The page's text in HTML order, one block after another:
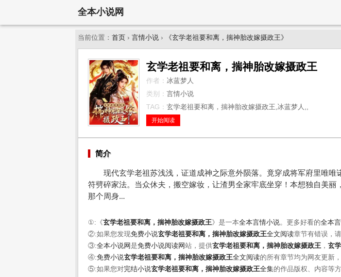
全本小说网
当前位置： 首页 › 言情小说 › 《玄学老祖要和离，揣神胎改嫁摄政王》
玄学老祖要和离，揣神胎改嫁摄政王
作者： 冰蓝梦人
类别： 言情小说
TAG： 玄学老祖要和离，揣神胎改嫁摄政王,冰蓝梦人,,
开始阅读
简介
现代玄学老祖苏浅浅，证道成神之际意外陨落。竟穿成将军府里唯
符劈碎家法。当众休夫，搬空嫁妆，让渣男全家牢底坐穿！本想独自美丽
那个周身...
①:《玄学老祖要和离，揣神胎改嫁摄政王》是一本全本言情小说。更多好看的全本
②:如果您发现免费小说玄学老祖要和离，揣神胎改嫁摄政王全文阅读章节有错误，
③:全本小说网是免费小说阅读网站，提供玄学老祖要和离，揣神胎改嫁摄政王 ， 玄
④:免费小说玄学老祖要和离，揣神胎改嫁摄政王全文阅读的所有章节均为网友更新
⑤:如果您对完结小说玄学老祖要和离，揣神胎改嫁摄政王全集的作品版权、内容等